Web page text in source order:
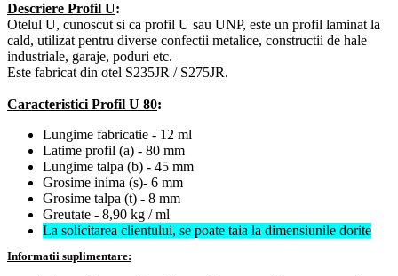
Descriere Profil U:
Otelul U, cunoscut si ca profil U sau UNP, este un profil laminat la
cald, utilizat pentru diverse confectii metalice, constructii de hale
industriale, garaje, poduri etc.
Este fabricat din otel S235JR / S275JR.
Caracteristici Profil U 80:
Lungime fabricatie - 12 ml
Latime profil (a) - 80 mm
Lungime talpa (b) - 45 mm
Grosime inima (s)- 6 mm
Grosime talpa (t) - 8 mm
Greutate - 8,90 kg / ml
La solicitarea clientului, se poate taia la dimensiunile dorite
Informatii suplimentare: